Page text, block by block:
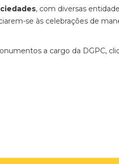
, com diversas
se às celebrações de
a cargo da DGPC,